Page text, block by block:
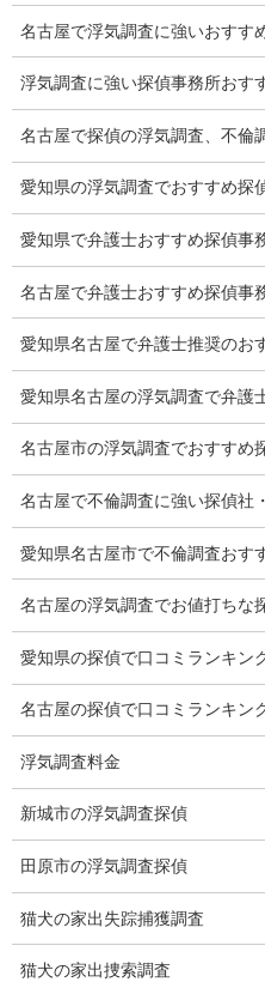
適正料金
稼働制って何？
探偵
探偵を本業
調査機器
探偵の資格
弁護士紹介
浮気調査
浮気調査プランのご案内
浮気調査の相場
調査費用と調査日数の目安
浮気調査料金の比較例
浮気調査地域
浮気調査関連調査
ドメスティックバイオレン
いじめ・子供の虐待
名古屋で浮気調査に強いおすす
浮気調査に強い探偵事務所おす
名古屋で探偵の浮気調査、不倫
愛知県の浮気調査でおすすめ探
愛知県で弁護士おすすめ探偵事
名古屋で弁護士おすすめ探偵事
愛知県名古屋で弁護士推奨のお
愛知県名古屋の浮気調査で弁護
名古屋市の浮気調査でおすすめ
名古屋で不倫調査に強い探偵社
愛知県名古屋市で不倫調査おす
名古屋の浮気調査でお値打ちな
愛知県の探偵で口コミランキン
名古屋の探偵で口コミランキン
浮気調査料金
新城市の浮気調査探偵
田原市の浮気調査探偵
猫犬の家出失踪捕獲調査
猫犬の家出捜索調査